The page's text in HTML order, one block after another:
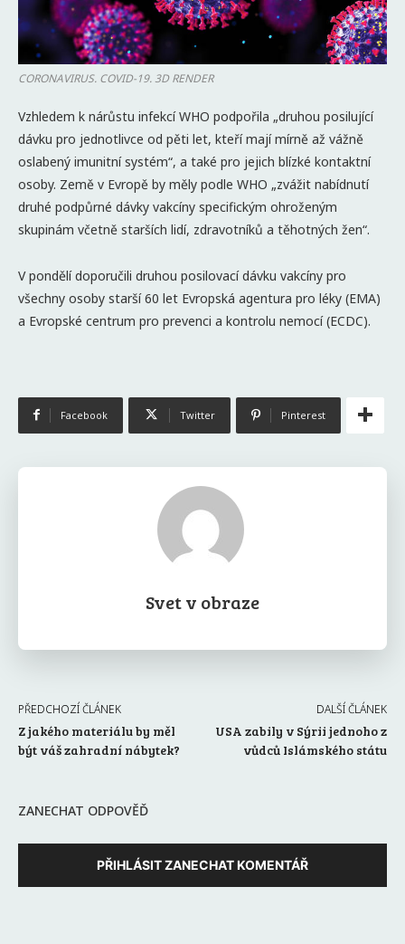
CORONAVIRUS. COVID-19. 3D RENDER
Vzhledem k nárůstu infekcí WHO podpořila „druhou posilující
dávku pro jednotlivce od pěti let, kteří mají mírně až vážně
oslabený imunitní systém“, a také pro jejich blízké kontaktní
osoby. Země v Evropě by měly podle WHO „zvážit nabídnutí
druhé podpůrné dávky vakcíny specifickým ohroženým
skupinám včetně starších lidí, zdravotníků a těhotných žen“.
V pondělí doporučili druhou posilovací dávku vakcíny pro
všechny osoby starší 60 let Evropská agentura pro léky (EMA)
a Evropské centrum pro prevenci a kontrolu nemocí (ECDC).
Facebook Twitter Pinterest
Svet v obraze
PŘEDCHOZÍ ČLÁNEK
Z jakého materiálu by měl
být váš zahradní nábytek?
DALŠÍ ČLÁNEK
USA zabily v Sýrii jednoho z
vůdců Islámského státu
ZANECHAT ODPOVĚĎ
PŘIHLÁSIT ZANECHAT KOMENTÁŘ